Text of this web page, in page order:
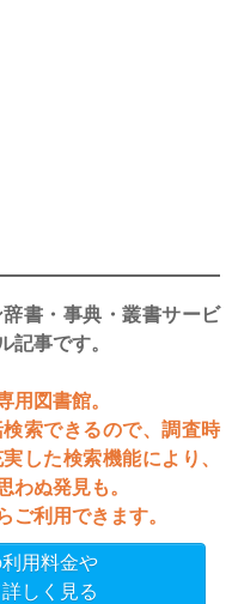
書・事典・叢書サービ
記事です。
用図書館。
索できるので、調査時
した検索機能により、
わぬ発見も。
ご利用できます。
用料金や
しく見る